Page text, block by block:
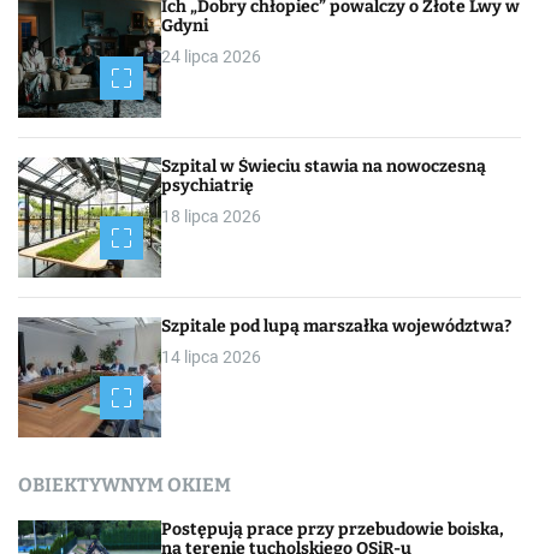
Ich „Dobry chłopiec” powalczy o Złote Lwy w
Gdyni
24 lipca 2026
Szpital w Świeciu stawia na nowoczesną
psychiatrię
18 lipca 2026
Szpitale pod lupą marszałka województwa?
14 lipca 2026
OBIEKTYWNYM OKIEM
Postępują prace przy przebudowie boiska,
na terenie tucholskiego OSiR-u